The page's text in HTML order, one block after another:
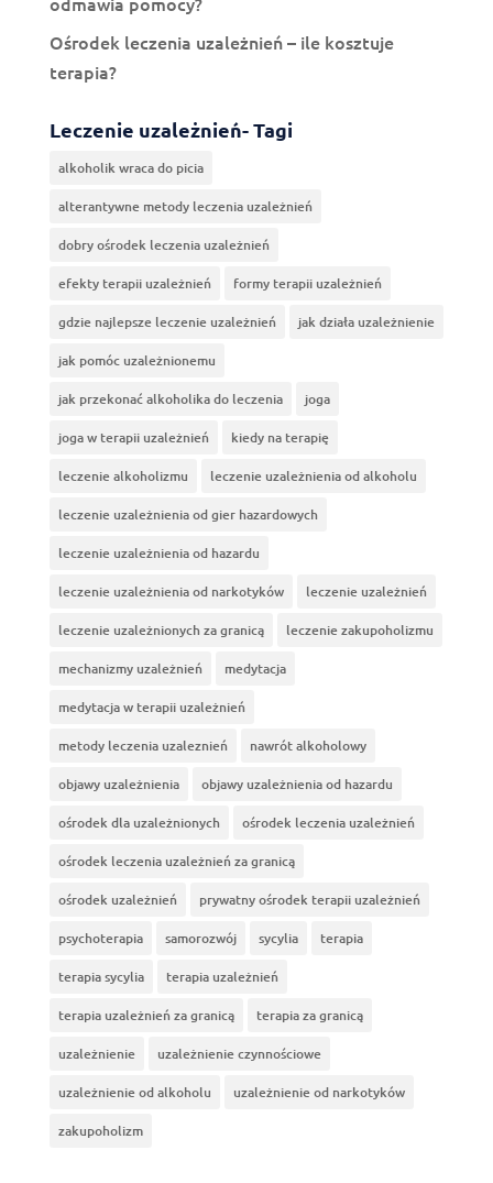
Ośrodek leczenia uzależnień – ile kosztuje
terapia?
Leczenie uzależnień- Tagi
alkoholik wraca do picia
alterantywne metody leczenia uzależnień
dobry ośrodek leczenia uzależnień
efekty terapii uzależnień formy terapii uzależnień
gdzie najlepsze leczenie uzależnień jak działa uzależnienie
jak pomóc uzależnionemu
jak przekonać alkoholika do leczenia joga
joga w terapii uzależnień kiedy na terapię
leczenie alkoholizmu leczenie uzależnienia od alkoholu
leczenie uzależnienia od gier hazardowych
leczenie uzależnienia od hazardu
leczenie uzależnienia od narkotyków leczenie uzależnień
leczenie uzależnionych za granicą leczenie zakupoholizmu
mechanizmy uzależnień medytacja
medytacja w terapii uzależnień
metody leczenia uzaleznień nawrót alkoholowy
objawy uzależnienia objawy uzależnienia od hazardu
ośrodek dla uzależnionych ośrodek leczenia uzależnień
ośrodek leczenia uzależnień za granicą
ośrodek uzależnień prywatny ośrodek terapii uzależnień
psychoterapia samorozwój sycylia terapia
terapia sycylia terapia uzależnień
terapia uzależnień za granicą terapia za granicą
uzależnienie uzależnienie czynnościowe
uzależnienie od alkoholu uzależnienie od narkotyków
zakupoholizm